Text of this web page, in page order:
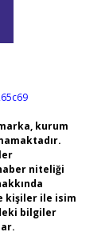
kurum
niteliği
kişiler ile isim
bilgiler